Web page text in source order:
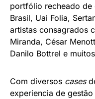
portfólio recheado de
Brasil, Uai Folia,
artistas consagrados
Miranda, César
Danilo Bottrel e
Com diversos cases
experiencia de